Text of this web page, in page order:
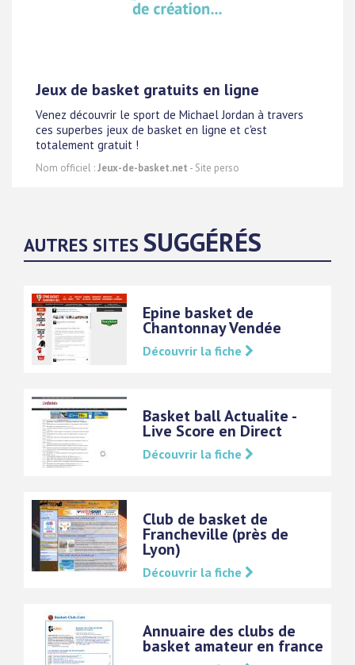
Jeux de basket gratuits en ligne
Venez découvrir le sport de Michael Jordan à travers
ces superbes jeux de basket en ligne et c'est
totalement gratuit !
Nom officiel :Jeux-de-basket.net - Site perso
AUTRES SITES SUGGÉRÉS
Epine basket de
Chantonnay Vendée
Découvrir la fiche
Basket ball Actualite -
Live Score en Direct
Découvrir la fiche
Club de basket de
Francheville (près de
Lyon)
Découvrir la fiche
Annuaire des clubs de
basket amateur en france